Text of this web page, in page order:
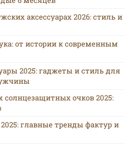
аксессуарах 2026: стиль и
от истории к современным
2025: гаджеты и стиль для
очков 2025:
главные тренды фактур и